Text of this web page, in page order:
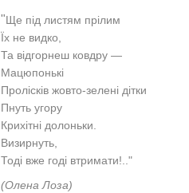
"Ще під листям прілим
Їх не видко,
Та відгорнеш ковдру —
Мацюпонькі
Пролісків жовто-зелені дітки
Пнуть угору
Крихітні долоньки.
Визирнуть,
Тоді вже годі втримати!.."
(Олена Лоза)